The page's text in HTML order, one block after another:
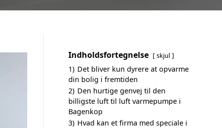
Indholdsfortegnelse skjul
1) Det bliver kun dyrere at opvarme
din bolig i fremtiden
2) Den hurtige genvej til den
billigste luft til luft varmepumpe i
Bagenkop
3) Hvad kan et firma med speciale i